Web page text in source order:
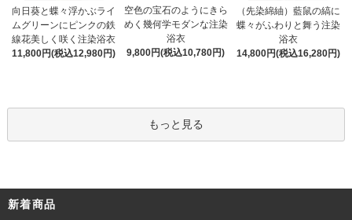
向日葵と蝶々浮かぶライ
ムグリーンにピンクの鉄
線花美しく咲く注染浴衣
11,800円(税込12,980円)
空色の宝石のようにきら
めく幾何学モダンな注染
浴衣
9,800円(税込10,780円)
（先染綿紬）藍鼠の縞に
蝶々がふわりと舞う注染
浴衣
14,800円(税込16,280円)
もっと見る
新着商品